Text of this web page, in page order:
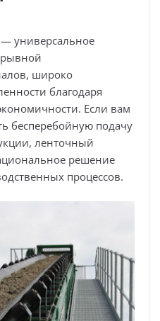
универсальное
широко
благодаря
Если вам
бесперебойную подачу
ленточный
решение
процессов.